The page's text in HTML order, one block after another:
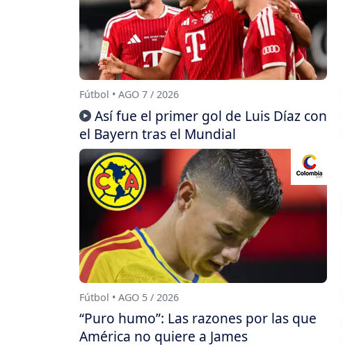
Fútbol • AGO 7 / 2026
Así fue el primer gol de Luis Díaz con
el Bayern tras el Mundial
Fútbol • AGO 5 / 2026
“Puro humo”: Las razones por las que
América no quiere a James